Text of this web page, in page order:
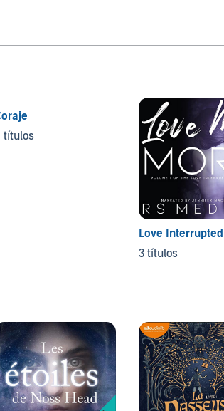
títulos
Love Interrupted
3 títulos